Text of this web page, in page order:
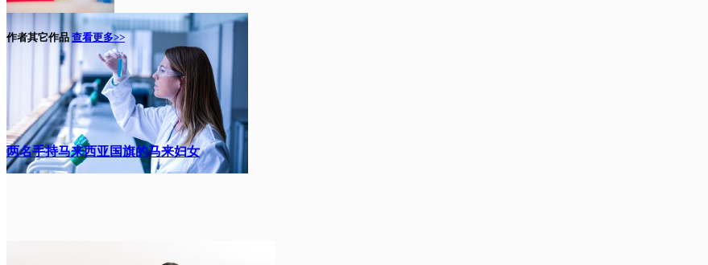
作者其它作品 查看更多>>
两名手持马来西亚国旗的马来妇女